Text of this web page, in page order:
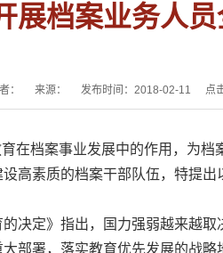
展档案业务人
： 来源： 发布时间：2018-02-11 点
在档案事业发展中的作用，为
高素质的档案干部队伍，特提出
决定》指出，国力强弱越来越
部署，落实教育优先发展的战